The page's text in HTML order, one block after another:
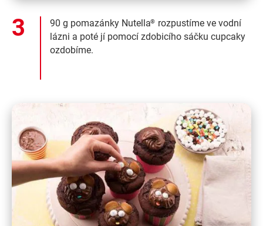
90 g pomazánky Nutella® rozpustíme ve vodní
lázni a poté jí pomocí zdobicího sáčku cupcaky
ozdobíme.